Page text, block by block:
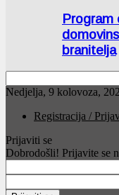
Program
branitelja
Nedjelja, 9 kolovoza,
Registracija /
Prijaviti se
Dobrodošli! Prijavite se